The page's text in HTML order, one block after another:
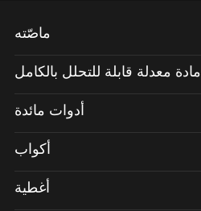
ماصّته
مادة معدلة قابلة للتحلل بالكامل
أدوات مائدة
أكواب
أغطية